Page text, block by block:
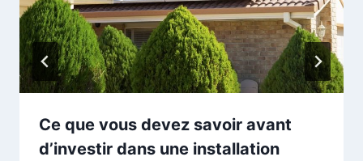
Ce que vous devez savoir avant
d’investir dans une installation